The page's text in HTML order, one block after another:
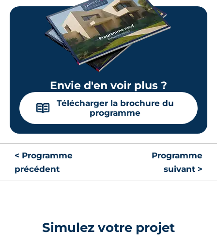
Envie d'en voir plus ?
📖
Télécharger la brochure du
programme
< Programme
précédent
Programme
suivant >
Simulez votre projet